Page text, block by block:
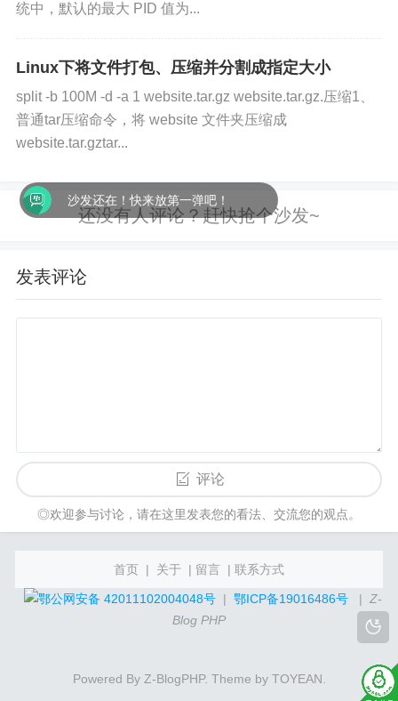
统中，默认的最大 PID 值为...
Linux下将文件打包、压缩并分割成指定大小
split -b 100M -d -a 1 website.tar.gz website.tar.gz.压缩1、
普通tar压缩命令，将 website 文件夹压缩成
website.tar.gztar...
发表评论
评论
◎欢迎参与讨论，请在这里发表您的看法、交流您的观点。
首页 | 关于 | 留言 | 联系方式
鄂公网安备 42011102004048号 | 鄂ICP备19016486号 | Z-
Blog PHP
Powered By Z-BlogPHP. Theme by TOYEAN
沙发还在！快来放第一弹吧！